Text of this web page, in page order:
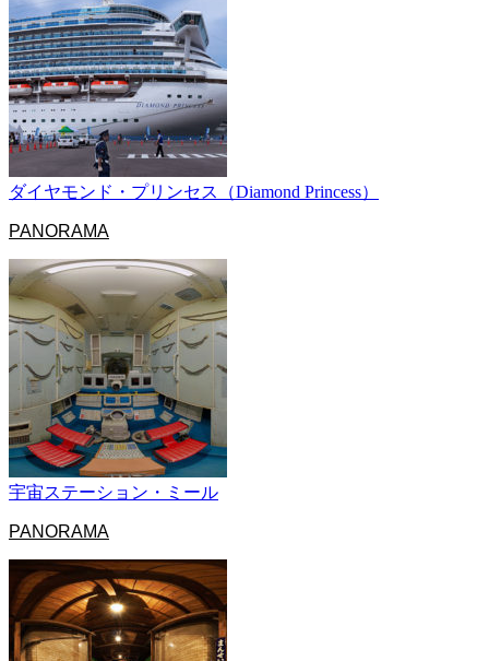
ダイヤモンド・プリンセス（Diamond Princess）
PANORAMA
宇宙ステーション・ミール
PANORAMA